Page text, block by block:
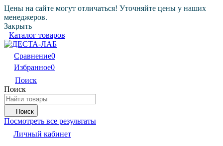
Цены на сайте могут отличаться! Уточняйте цены у наших
менеджеров.
Закрыть
Каталог товаров
Сравнение0
Избранное0
Поиск
Поиск
Поиск
Посмотреть все результаты
Личный кабинет